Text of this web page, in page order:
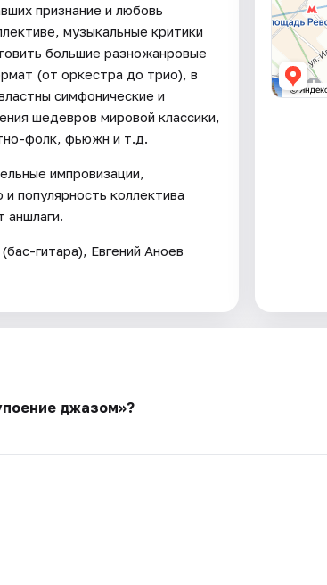
признание и любовь
музыкальные критики
большие разножанровые
(от оркестра до трио), в
симфонические и
шедевров мировой классики,
фолк, фьюжн и т.д.
импровизации,
популярность коллектива
аншлаги.
гитара), Евгений Аноев
джазом»?